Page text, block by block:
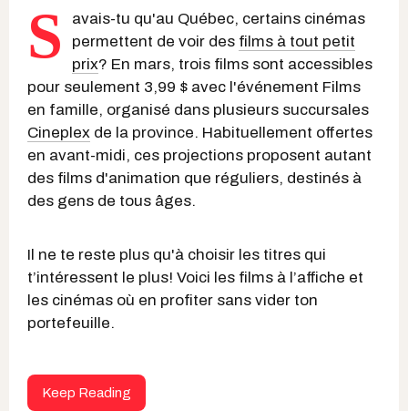
S
avais-tu qu'au Québec, certains cinémas
permettent de voir des films à tout petit
prix? En mars, trois films sont accessibles
pour seulement 3,99 $ avec l'événement Films
en famille, organisé dans plusieurs succursales
Cineplex de la province. Habituellement offertes
en avant-midi, ces projections proposent autant
des films d'animation que réguliers, destinés à
des gens de tous âges.
Il ne te reste plus qu'à choisir les titres qui
t’intéressent le plus! Voici les films à l’affiche et
les cinémas où en profiter sans vider ton
portefeuille.
Keep Reading